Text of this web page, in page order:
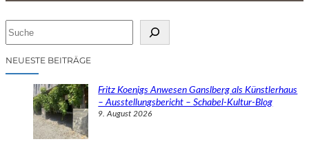
cNEUESTE BEITRÄGE
Fritz Koenigs Anwesen Ganslberg als Künstlerhaus
– Ausstellungsbericht – Schabel-Kultur-Blog
9. August 2026